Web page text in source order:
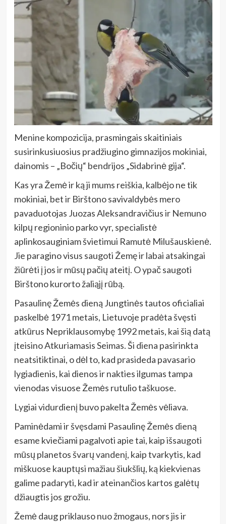
Menine kompozicija, prasmingais skaitiniais
susirinkusiuosius pradžiugino gimnazijos mokiniai,
dainomis – „Bočių“ bendrijos „Sidabrinė gija“.
Kas yra Žemė ir ką ji mums reiškia, kalbėjo ne tik
mokiniai, bet ir Birštono savivaldybės mero
pavaduotojas Juozas Aleksandravičius ir Nemuno
kilpų regioninio parko vyr, specialistė
aplinkosauginiam švietimui Ramutė Milušauskienė.
Jie paragino visus saugoti Žemę ir labai atsakingai
žiūrėti į jos ir mūsų pačių ateitį. O ypač saugoti
Birštono kurorto žaliąjį rūbą.
Pasaulinę Žemės dieną Jungtinės tautos oficialiai
paskelbė 1971 metais, Lietuvoje pradėta švęsti
atkūrus Nepriklausomybę 1992 metais, kai šią datą
įteisino Atkuriamasis Seimas. Ši diena pasirinkta
neatsitiktinai, o dėl to, kad prasideda pavasario
lygiadienis, kai dienos ir nakties ilgumas tampa
vienodas visuose Žemės rutulio taškuose.
Lygiai vidurdienį buvo pakelta Žemės vėliava.
Paminėdami ir švęsdami Pasaulinę Žemės dieną
esame kviečiami pagalvoti apie tai, kaip išsaugoti
mūsų planetos švarų vandenį, kaip tvarkytis, kad
miškuose kauptųsi mažiau šiukšlių, ką kiekvienas
galime padaryti, kad ir ateinančios kartos galėtų
džiaugtis jos grožiu.
Žemė daug priklauso nuo žmogaus, nors jis ir